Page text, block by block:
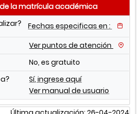
la matrícula académica
Fechas especificas en :
Ver puntos de atención
No, es gratuito
Sí, ingrese aquí
Ver manual de usuario